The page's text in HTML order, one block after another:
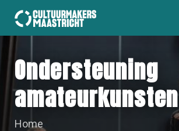
Ondersteuning
amateurkunsten
Home